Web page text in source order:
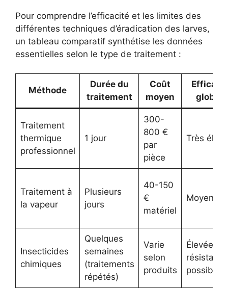
Pour comprendre l’efficacité et les limites des
différentes techniques d’éradication des larves,
un tableau comparatif synthétise les données
essentielles selon le type de traitement :
Méthode
Durée du
traitement
Coût
moyen
globale
Traitement
thermique
professionnel
1 jour
300-
800 €
par
pièce
Très
Traitement à
la vapeur
Plusieurs
jours
40-150
€
matériel
Moyenne
Insecticides
chimiques
Quelques
semaines
(traitements
répétés)
Varie
selon
produits
Élevée,
résistance
possible